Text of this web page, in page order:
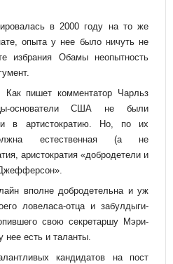
в 2000 году на то же
опыта у нее было ничуть не
избрания Обамы неопытность
Как пишет комментатор Чарльз
основатели США не были
в артистократию. Но, по их
естественная (а не
аристократия «добродетели и
вполне добродетельна и уж
ловеласа-отца и забулдыги-
свою секретаршу Мэри-
нее есть и таланты.
кандидатов на пост